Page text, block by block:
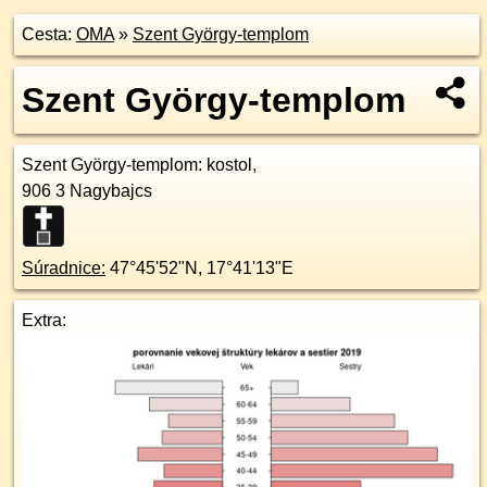
Cesta: OMA» Szent György-templom
Szent György-templom
Szent György-templom: kostol,
906 3 Nagybajcs
Súradnice: 47°45'52"N , 17°41'13"E
Extra: